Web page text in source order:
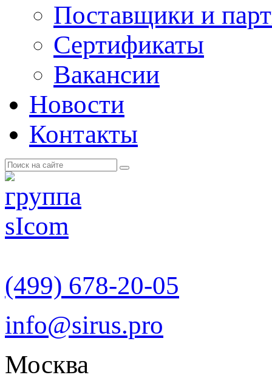
Поставщики и
Cертификаты
Вакансии
Новости
Контакты
(499) 678-20-05
info@sirus.pro
Москва